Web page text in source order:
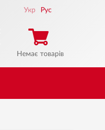
Укр Рус
Немає товарів